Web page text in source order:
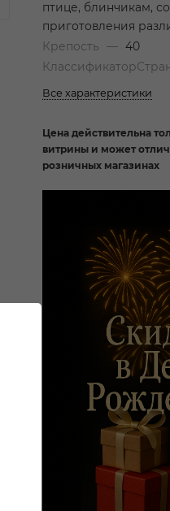
птице, блинчикам,
приготовления
Крепость
— 40
Все характеристики
Цена действительна
витрины и может
розничных магазинах